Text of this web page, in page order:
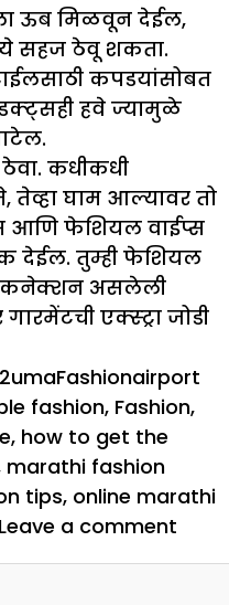
ऊब मिळवून देईल,
सहज ठेवू शकता.
कपडयांसोबत
हवे ज्यामुळे
कधीकधी
तेव्हा घाम आल्यावर तो
आणि फेशियल वाईप्स
देईल. तुम्ही फेशियल
कनेक्शन असलेली
एक्स्ट्रा जोडी
Author
umaCategories
FashionTags
airport
fashion, Fashion,
, how to get the
marathi fashion
tips, online marathi
Leave a comment